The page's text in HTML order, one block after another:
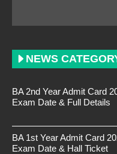
NEWS
BA 2nd Year Admit Card
Exam Date & Full Details
BA 1st Year Admit Card
Exam Date & Hall Ticket